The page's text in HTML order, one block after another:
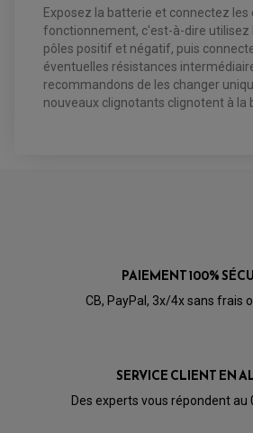
LEVIER DE FREIN
LEVIER D'EMBRAYAGE
OPTIQUE TYPE ORIGINE
PÉDALE DE FREIN
REPOSE PIED TYPE ORIGINE
RETROVISEUR MOTO TYPE ORIGINE
LEVIER DE FREIN
RÉTROVISEUR TYPE ORIGINE
PIÈCE MOTEUR
GALET DE VARIATEUR
COURROIE
VARIATEUR SCOOTER
Exposez la batterie et connectez les
fonctionnement, c'est-à-dire utilisez
pôles positif et négatif, puis
éventuelles résistances
recommandons de les changer
nouveaux clignotants clignotent à la
PAIEMENT 100%
CB, PayPal, 3x/4x sans frais
SERVICE CLIENT EN
Des experts vous répondent au